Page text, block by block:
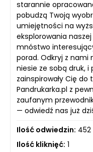
starannie
pobudzą Twoją
umiejętności na
eksplorowania
mnóstwo
porad. Odkryj z nami
niesie ze sobą druk, i
zainspirowały Cię do
Pandrukarka.pl z
zaufanym
— odwiedź nas już
Ilość odwiedzin: 452
Ilość kliknięć: 1